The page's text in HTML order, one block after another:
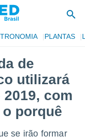
PLANTAS
de
utilizará
com
porquê
se irão formar